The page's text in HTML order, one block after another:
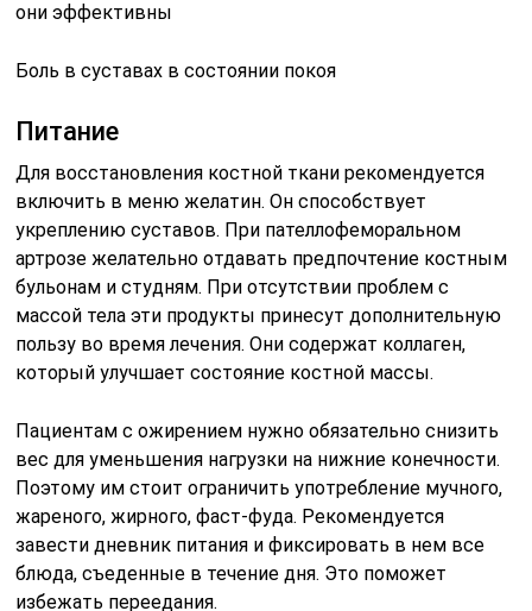
они эффективны
Боль в суставах в состоянии покоя
Питание
Для восстановления костной ткани рекомендуется
включить в меню желатин. Он способствует
укреплению суставов. При пателлофеморальном
артрозе желательно отдавать предпочтение костным
бульонам и студням. При отсутствии проблем с
массой тела эти продукты принесут дополнительную
пользу во время лечения. Они содержат коллаген,
который улучшает состояние костной массы.
Пациентам с ожирением нужно обязательно снизить
вес для уменьшения нагрузки на нижние конечности.
Поэтому им стоит ограничить употребление мучного,
жареного, жирного, фаст-фуда. Рекомендуется
завести дневник питания и фиксировать в нем все
блюда, съеденные в течение дня. Это поможет
избежать переедания.